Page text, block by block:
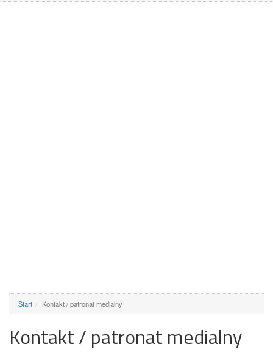
Start Kontakt / patronat medialny
Kontakt / patronat medialny